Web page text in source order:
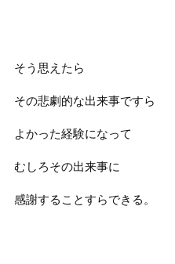
そう思えたら
その悲劇的な出来事ですら
よかった経験になって
むしろその出来事に
感謝することすらできる。